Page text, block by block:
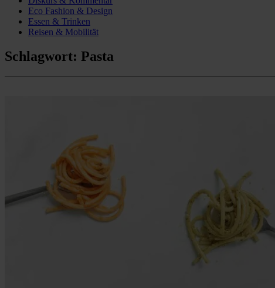
Eco Fashion & Design
Essen & Trinken
Reisen & Mobilität
Schlagwort: Pasta